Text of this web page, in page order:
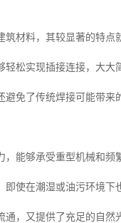
材料，其较显著的特点
松实现插接连接，大大
免了传统焊接可能带来
能够承受重型机械和频
使在潮湿或油污环境下
，又提供了充足的自然